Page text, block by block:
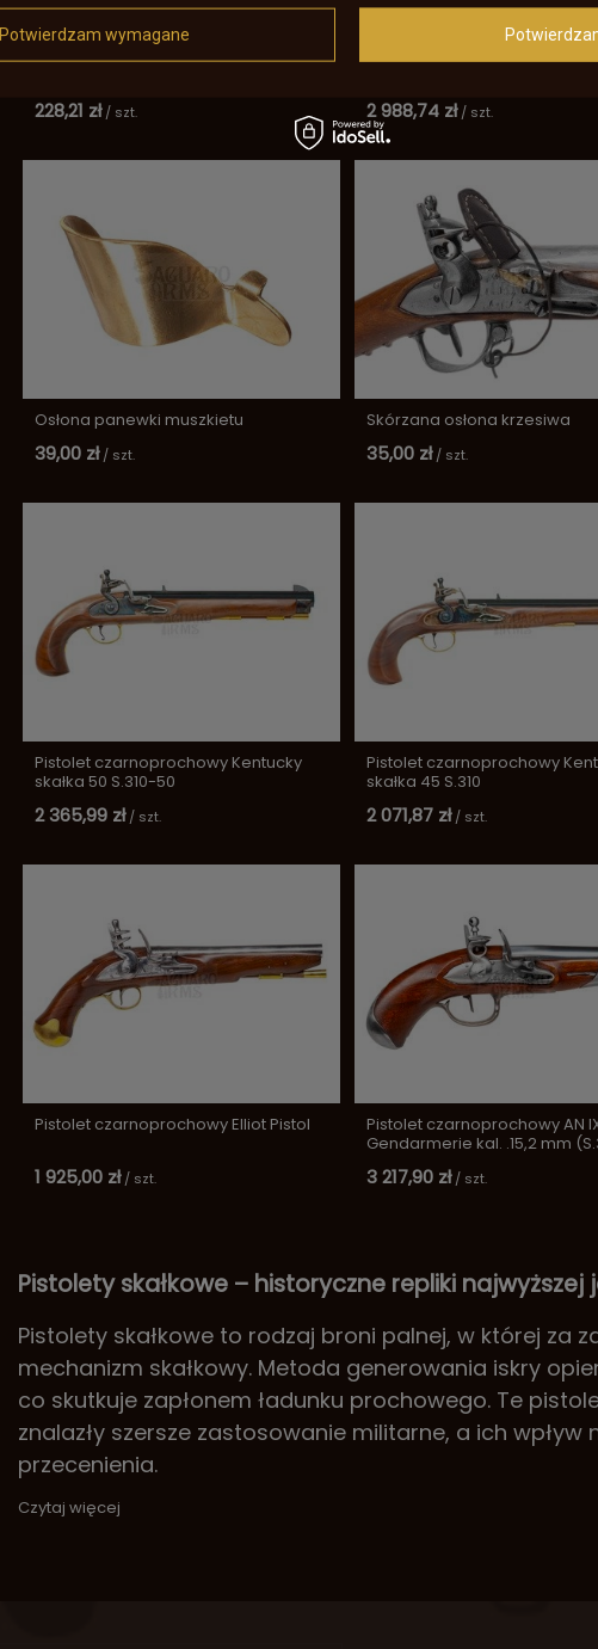
Zestaw akcesoriów do broni
228,21 zł / szt.
Pistolet czarnoprochowy
2 988,74 zł / szt.
Osłona panewki muszkietu
39,00 zł / szt.
Skórzana osłona krzesiwa
35,00 zł / szt.
Pistolet czarnoprochowy Kentucky
skałka 50 S.310-50
2 365,99 zł / szt.
Pistolet czarnoprochowy
skałka 45 S.310
2 071,87 zł / szt.
Pistolet czarnoprochowy Elliot Pistol
1 925,00 zł / szt.
Pistolet czarnoprochowy AN
Gendarmerie kal. .15,2 mm
3 217,90 zł / szt.
Pistolety skałkowe – historyczne repliki najwyższej
Pistolety skałkowe to rodzaj broni palnej, w której za
mechanizm skałkowy. Metoda generowania iskry
co skutkuje zapłonem ładunku prochowego. Te
znalazły szersze zastosowanie militarne, a ich
przecenienia.
Czytaj więcej
Potwierdzam wymagane